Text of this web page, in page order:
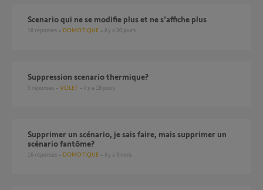
Scenario qui ne se modifie plus et ne s’affiche plus
16 réponses DOMOTIQUE il y a 20 jours
suppression scenario thermique?
5 réponses VOLET il y a 18 jours
Supprimer un scénario, je sais faire, mais supprimer un
scénario fantôme?
16 réponses DOMOTIQUE il y a 3 mois